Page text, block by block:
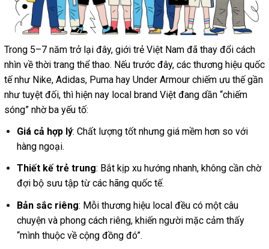
Trong 5–7 năm trở lại đây, giới trẻ Việt Nam đã thay đổi cách
nhìn về thời trang thể thao. Nếu trước đây, các thương hiệu quốc
tế như Nike, Adidas, Puma hay Under Armour chiếm ưu thế gần
như tuyệt đối, thì hiện nay local brand Việt đang dần “chiếm
sóng” nhờ ba yếu tố:
Giá cả hợp lý: Chất lượng tốt nhưng giá mềm hơn so với
hàng ngoại.
Thiết kế trẻ trung: Bắt kịp xu hướng nhanh, không cần chờ
đợi bộ sưu tập từ các hãng quốc tế.
Bản sắc riêng: Mỗi thương hiệu local đều có một câu
chuyện và phong cách riêng, khiến người mặc cảm thấy
“mình thuộc về cộng đồng đó”.